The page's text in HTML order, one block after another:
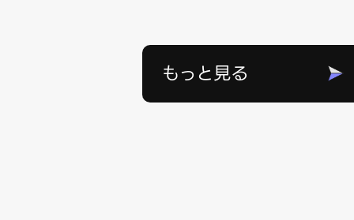
もっと見る